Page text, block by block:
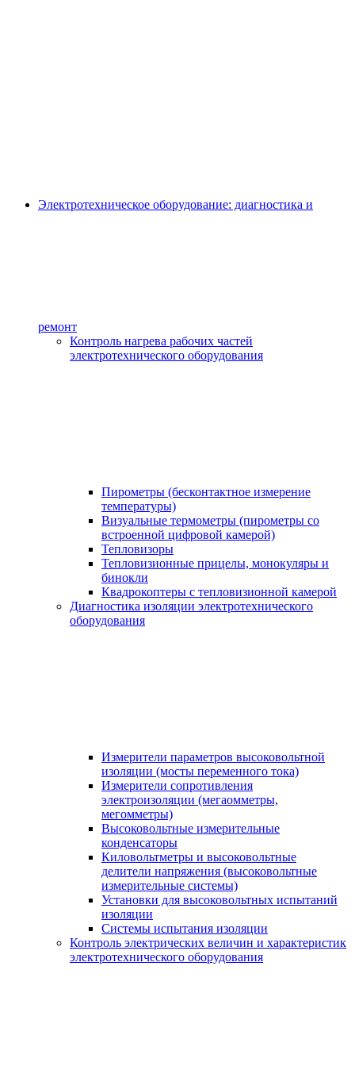
Электротехническое оборудование: диагностика и
ремонт
Контроль нагрева рабочих частей
электротехнического оборудования
Пирометры (бесконтактное измерение
температуры)
Визуальные термометры (пирометры со
встроенной цифровой камерой)
Тепловизоры
Тепловизионные прицелы, монокуляры и
бинокли
Квадрокоптеры с тепловизионной камерой
Диагностика изоляции электротехнического
оборудования
Измерители параметров высоковольтной
изоляции (мосты переменного тока)
Измерители сопротивления
электроизоляции (мегаомметры,
мегомметры)
Высоковольтные измерительные
конденсаторы
Киловольтметры и высоковольтные
делители напряжения (высоковольтные
измерительные системы)
Установки для высоковольтных испытаний
изоляции
Системы испытания изоляции
Контроль электрических величин и характеристик
электротехнического оборудования